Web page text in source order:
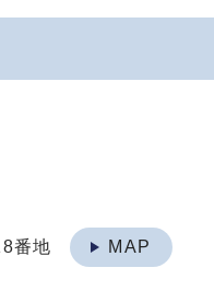
18番地 MAP